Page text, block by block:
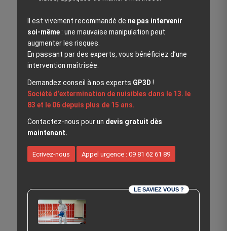
Il est vivement recommandé de ne pas intervenir
soi‑même : une mauvaise manipulation peut
augmenter les risques.
En passant par des experts, vous bénéficiez d’une
intervention maîtrisée.
Demandez conseil à nos experts GP3D !
Société d’extermination de nuisibles dans le 13. le
83 et le 06 depuis plus de 15 ans.
Contactez-nous pour un devis gratuit dès
maintenant.
Ecrivez-nous Appel urgence : 09 81 62 61 89
LE SAVIEZ VOUS ?